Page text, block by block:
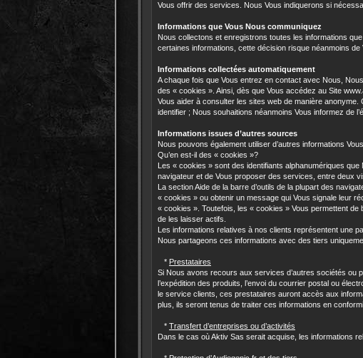
Vous offrir des services. Nous Vous indiquerons si
Informations que Vous Nous communiquez
Nous collectons et enregistrons toutes les informations
certaines informations, cette décision risque néanmoins
Informations collectées automatiquement
A chaque fois que Vous entrez en contact avec Nous,
des « cookies ». Ainsi, dès que Vous accédez au Site
Vous aider à consulter les sites web de manière
identifier ; Nous souhaitions néanmoins Vous informez de
Informations issues d’autres sources
Nous pouvons également utiliser d’autres informations
Qu’en est-il des « cookies »?
Les « cookies » sont des identifiants alphanumériques
navigateur et de Vous proposer des services, entre deux
La section Aide de la barre d’outils de la plupart des
« cookies » ou obtenir un message qui Vous signale leur
« cookies ». Toutefois, les « cookies » Vous permettent
de les laisser actifs.
Les informations relatives à nos clients représentent une
Nous partageons ces informations avec des tiers
* Prestataires
Si Nous avons recours aux services d’autres sociétés ou
l’expédition des produits, l’envoi du courrier postal ou
le service clients, ces prestataires auront accès aux
plus, ils seront tenus de traiter ces informations en
* Transfert d’entreprises ou d’activités
Dans le cas où Aktiv Sas serait acquise, les informations